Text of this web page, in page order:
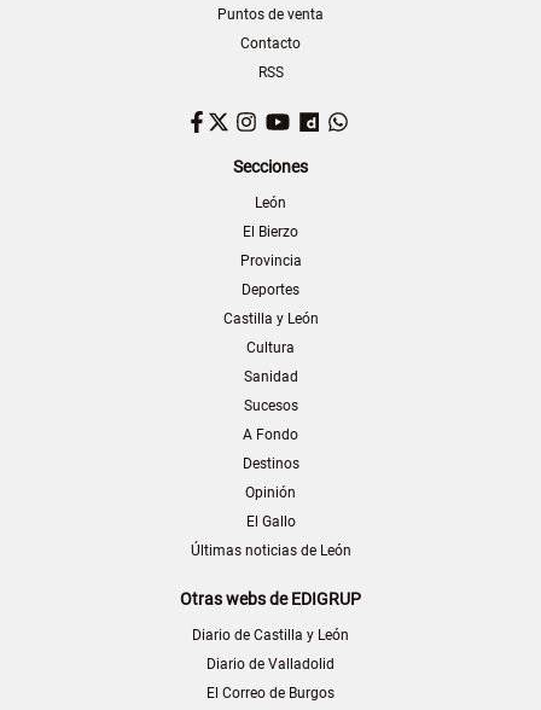
Puntos de venta
Contacto
RSS
Facebook
TwitterInstagram
YouTubeDailymotion
Secciones
León
El Bierzo
Provincia
Deportes
Castilla y León
Cultura
Sanidad
Sucesos
A Fondo
Destinos
Opinión
El Gallo
Últimas noticias de León
Otras webs de EDIGRUP
Diario de Castilla y León
Diario de Valladolid
El Correo de Burgos